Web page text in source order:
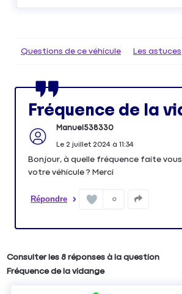
Questions de ce véhicule Les astuces
Fréquence de la
Manuel538330
Le 2 juillet 2024à 11:34
Bonjour, à quelle fréquence faite
votre véhicule ? Merci
Répondre 0
Consulter les 8 réponses à la question
Fréquence de la vidange